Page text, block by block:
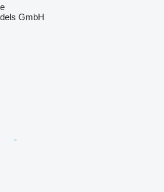
GmbH